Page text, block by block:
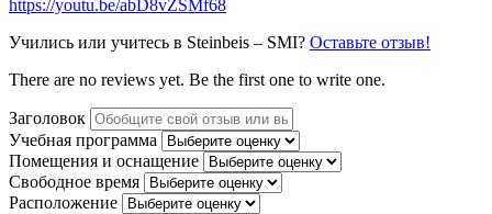
https://youtu.be/abD8vZSMf68
Учились или учитесь в Steinbeis – SMI? Оставьте отзыв!
There are no reviews yet. Be the first one to write one.
Заголовок
Учебная программа
Помещения и оснащение
Свободное время
Расположение